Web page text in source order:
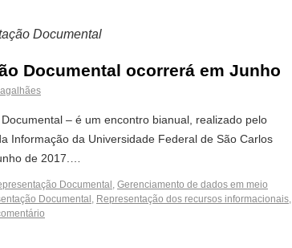
Documental
Documental ocorrerá em Junho
– é um encontro bianual, realizado pelo
Informação da Universidade Federal de São Carlos
de 2017.…
Documental , Gerenciamento de dados em meio
Documental , Representação dos recursos informacionais,